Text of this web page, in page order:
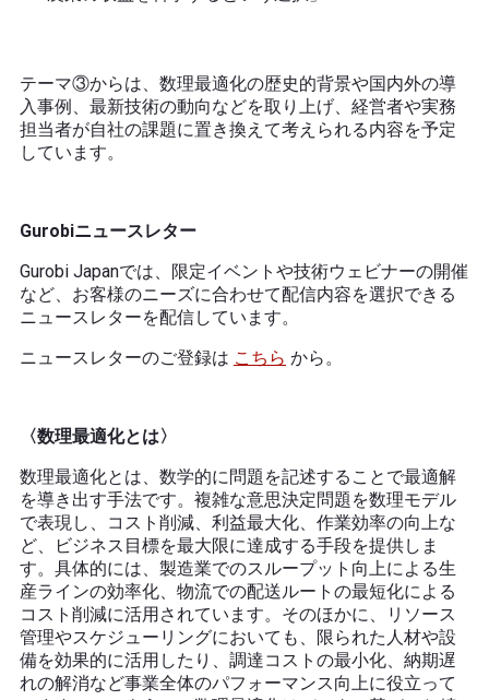
テーマ③からは、数理最適化の歴史的背景や国内外の導
入事例、最新技術の動向などを取り上げ、経営者や実務
担当者が自社の課題に置き換えて考えられる内容を予定
しています。
Gurobiニュースレター
Gurobi Japanでは、限定イベントや技術ウェビナーの開催
など、お客様のニーズに合わせて配信内容を選択できる
ニュースレターを配信しています。
ニュースレターのご登録は こちら から。
〈数理最適化とは〉
数理最適化とは、数学的に問題を記述することで最適解
を導き出す手法です。複雑な意思決定問題を数理モデル
で表現し、コスト削減、利益最大化、作業効率の向上な
ど、ビジネス目標を最大限に達成する手段を提供しま
す。具体的には、製造業でのスループット向上による生
産ラインの効率化、物流での配送ルートの最短化による
コスト削減に活用されています。そのほかに、リソース
管理やスケジューリングにおいても、限られた人材や設
備を効果的に活用したり、調達コストの最小化、納期遅
れの解消など事業全体のパフォーマンス向上に役立って